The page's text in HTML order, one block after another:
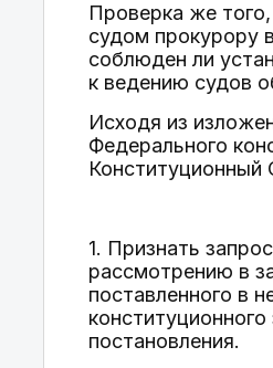
Проверка же
судом прокурору
соблюден ли
к ведению судов
Исходя из
Федерального
Конституционный
1. Признать
рассмотрению в
поставленного в
постановления.